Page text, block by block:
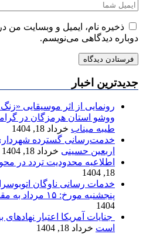
ذخیره نام، ایمیل و وبسایت من
دوباره دیدگاهی می‌نویسم.
جدیدترین اخبار
رونمایی از اثر موسیقایی
ووشو استان هرمزگان در
طیبه میناب خرداد 18, 1404
خدمت‌رسانی گسترده
اربعین حسینی خرداد 18, 1404
اطلاعیه محدودیت تردد در
18, 1404
خدمات رسانی ناوگان
پنجشنبه مورخ: ۱۵ مرداد به مقصد آرامستان باغو
1404
جنایات آمریکا اعتبار
است خرداد 18, 1404